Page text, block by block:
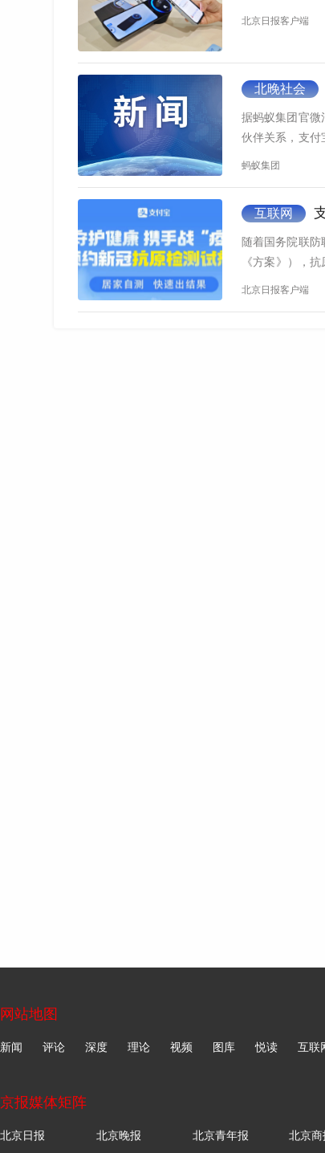
北京日报客户端
北晚社会
据蚂蚁集团官微
伙伴关系，支付
蚂蚁集团
互联网
随着国务院联
《方案》），
北京日报客户端
网站地图
新闻 评论 深度 理论 视频 图库 悦读 互联
京报媒体矩阵
北京日报 北京晚报 北京青年报 北京商